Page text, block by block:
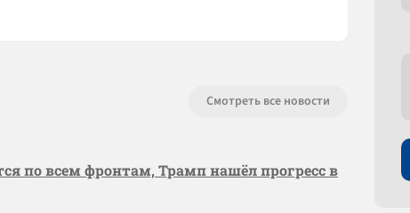
Смотреть все новости
по всем фронтам, Трамп нашёл прогресс в